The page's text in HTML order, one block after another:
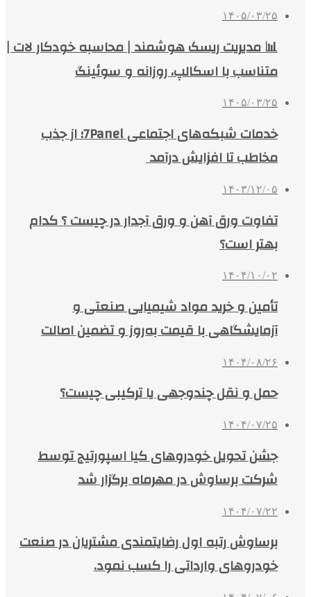
۱۴۰۵/۰۳/۲۵
📊 مدیریت ریسک هوشمند | محاسبه خودکار لات |
متناسب با اسکالپ، روزانه و سوئینگ
۱۴۰۵/۰۳/۲۵
خدمات شبکه‌های اجتماعی 7Panel؛ از جذب
مخاطب تا افزایش درآمد
۱۴۰۳/۱۲/۰۵
تفاوت ورق آهن و ورق آجدار در چیست ؟ کدام
بهتر است؟
۱۴۰۴/۱۰/۰۲
تأمین و خرید مواد شیمیایی صنعتی و
آزمایشگاهی با قیمت به‌روز و تضمین اصالت
۱۴۰۴/۰۸/۲۶
حمل و نقل چندوجهی یا ترکیبی چیست؟
۱۴۰۴/۰۷/۲۵
جشن تحویل خودروهای کیا اسپورتیج توسط
شرکت برساوش در مهرماه برگزار شد
۱۴۰۴/۰۷/۲۲
برساوش رتبه اول رضایتمندی مشتریان در صنعت
خودروهای وارداتی را کسب نمود.